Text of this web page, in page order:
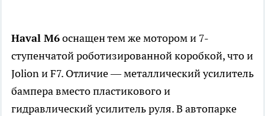
Haval M6оснащен тем же мотором и 7-
ступенчатой роботизированной коробкой, что и
Jolion и F7. Отличие — металлический усилитель
бампера вместо пластикового и
гидравлический усилитель руля. В автопарке